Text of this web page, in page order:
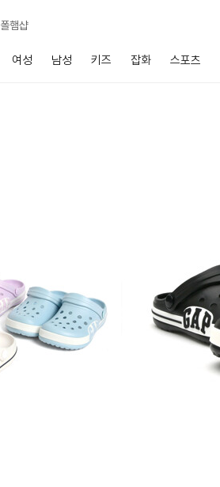
폴햄샵
여성 남성 키즈 잡화 스포츠